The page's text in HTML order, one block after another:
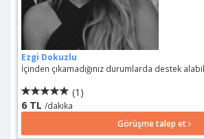
Ezgi Dokuzlu
İçinden çıkamadığınız durumlarda destek
(1)
6 TL /dakika
Görüşme talep et